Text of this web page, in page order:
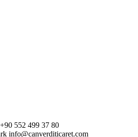
+90 552 499 37 80
info@canverditicaret.com